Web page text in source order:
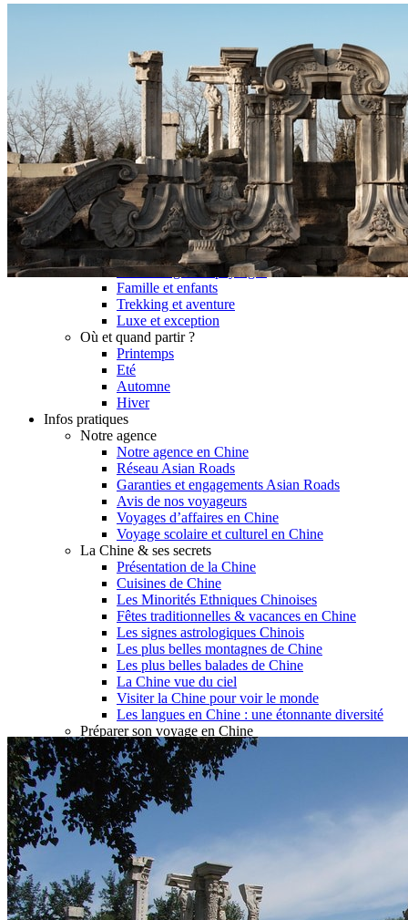
Sud Ouest
Guizhou 贵州
Hubei
Sichuan 四川
Tibet 西藏
Yunnan 云南
Circuits
Organisation
Circuits sur mesure
Nos Petits Groupes
Ambiance
Classique et incontournables
Culture & expériences
Nature et grands paysages
Famille et enfants
Trekking et aventure
Luxe et exception
Où et quand partir ?
Printemps
Eté
Automne
Hiver
Infos pratiques
Notre agence
Notre agence en Chine
Réseau Asian Roads
Garanties et engagements Asian Roads
Avis de nos voyageurs
Voyages d’affaires en Chine
Voyage scolaire et culturel en Chine
La Chine & ses secrets
Présentation de la Chine
Cuisines de Chine
Les Minorités Ethniques Chinoises
Fêtes traditionnelles & vacances en Chine
Les signes astrologiques Chinois
Les plus belles montagnes de Chine
Les plus belles balades de Chine
La Chine vue du ciel
Visiter la Chine pour voir le monde
Les langues en Chine : une étonnante diversité
Préparer son voyage en Chine
Notre sélection d’hôtels en Chine
Météo & climat
Obtention Visa Voyage Chine
Comment communiquer depuis la Chine ?
Maîtrisez les mots essentiels
Transports en Chine
Vols directs vers la Chine
Voyager en train
Voyager en Chine avec votre drone
Vaccins pour votre voyage en Chine
Mal des montagnes